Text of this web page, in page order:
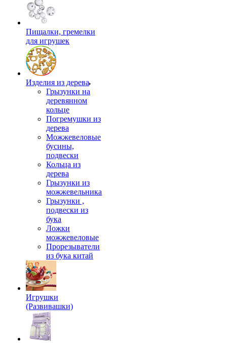
Пищалки, гремелки
для игрушек
Изделия из дерева
Грызунки на
деревянном
кольце
Погремушки из
дерева
Можжевеловые
бусины,
подвески
Кольца из
дерева
Грызунки из
можжевельника
Грызунки ,
подвески из
бука
Ложки
можжевеловые
Прорезыватели
из бука китай
Игрушки
(Развивашки)